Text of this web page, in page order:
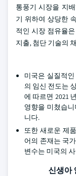
통풍기 시장을 지
기 위하여 상당한
적인 시장 점유율
지출, 첨단 기술의
미국은 실질적
의 임신 전도는
에 따르면 2021
영향을 미쳤습
니다.
또한 새로운 제
어의 존재는 국
변수는 미국의
신생아